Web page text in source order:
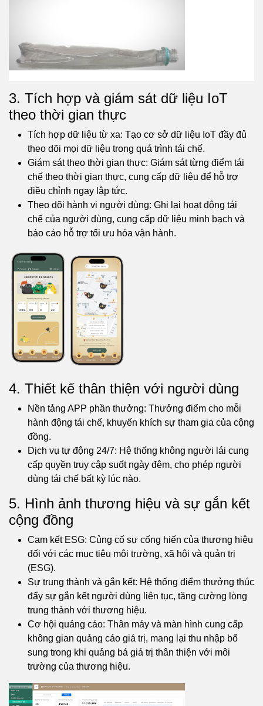
3. Tích hợp và giám sát dữ liệu IoT
theo thời gian thực
Tích hợp dữ liệu từ xa: Tạo cơ sở dữ liệu IoT đầy đủ
theo dõi mọi dữ liệu trong quá trình tái chế.
Giám sát theo thời gian thực: Giám sát từng điểm tái
chế theo thời gian thực, cung cấp dữ liệu để hỗ trợ
điều chỉnh ngay lập tức.
Theo dõi hành vi người dùng: Ghi lại hoạt động tái
chế của người dùng, cung cấp dữ liệu minh bạch và
báo cáo hỗ trợ tối ưu hóa vận hành.
4. Thiết kế thân thiện với người dùng
Nền tảng APP phần thưởng: Thưởng điểm cho mỗi
hành động tái chế, khuyến khích sự tham gia của cộng
đồng.
Dịch vụ tự động 24/7: Hệ thống không người lái cung
cấp quyền truy cập suốt ngày đêm, cho phép người
dùng tái chế bất kỳ lúc nào.
5. Hình ảnh thương hiệu và sự gắn kết
cộng đồng
Cam kết ESG: Củng cố sự cống hiến của thương hiệu
đối với các mục tiêu môi trường, xã hội và quản trị
(ESG).
Sự trung thành và gắn kết: Hệ thống điểm thưởng thúc
đẩy sự gắn kết người dùng liên tục, tăng cường lòng
trung thành với thương hiệu.
Cơ hội quảng cáo: Thân máy và màn hình cung cấp
không gian quảng cáo giá trị, mang lại thu nhập bổ
sung trong khi quảng bá giá trị thân thiện với môi
trường của thương hiệu.